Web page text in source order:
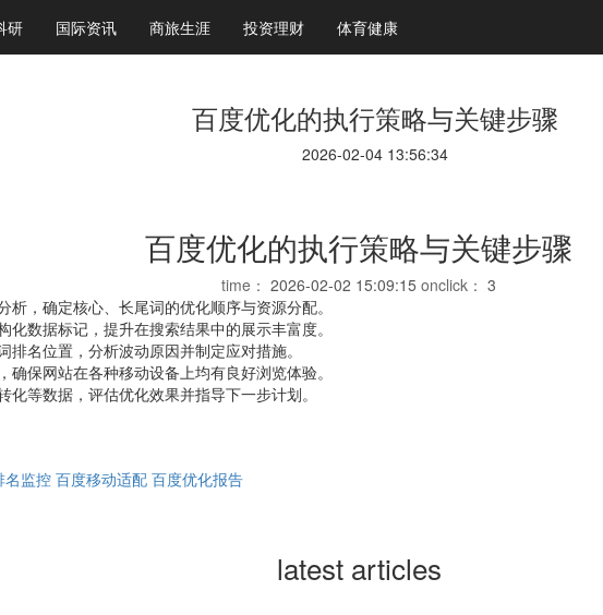
研 国际资讯 商旅生涯 投资理财 体育健康
百度优化的执行策略与关键步骤
2026-02-04 13:56:34
百度优化的执行策略与关键步骤
time： 2026-02-02 15:09:15 onclick： 3
，确定核心、长尾词的优化顺序与资源分配。
数据标记，提升在搜索结果中的展示丰富度。
名位置，分析波动原因并制定应对措施。
保网站在各种移动设备上均有良好浏览体验。
等数据，评估优化效果并指导下一步计划。
名监控 百度移动适配 百度优化报告
latest articles